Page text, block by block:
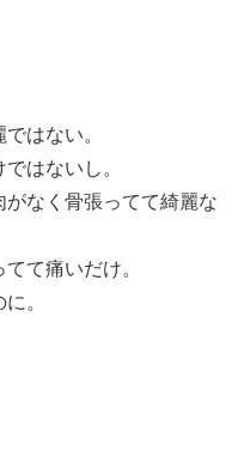
はない。
はないし。
なく骨張ってて綺麗な
て痛いだけ。
。